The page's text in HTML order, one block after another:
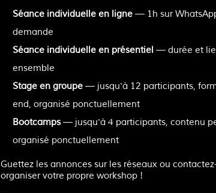
Séance individuelle en ligne— 1h sur
demande
Séance individuelle en présentiel — durée et
ensemble
Stage en groupe— jusqu'à 12 participants,
end, organisé ponctuellement
Bootcamps— jusqu'à 4 participants, contenu
organisé ponctuellement
Guettez les annonces sur les réseaux ou
organiser votre propre workshop !